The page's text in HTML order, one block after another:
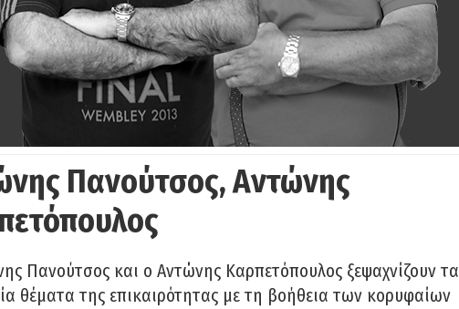
Πανούτσος, Αντώνης
Πανούτσος και ο Αντώνης Καρπετόπουλος ξεψαχνίζουν τα
θέματα της επικαιρότητας με τη βοήθεια των κορυφαίων